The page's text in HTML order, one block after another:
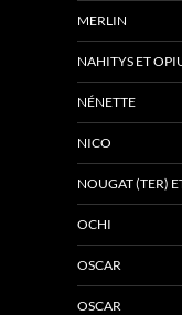
MERLIN
NAHITYS ET
NÉNETTE
NICO
NOUGAT (TER)
OCHI
OSCAR
OSCAR